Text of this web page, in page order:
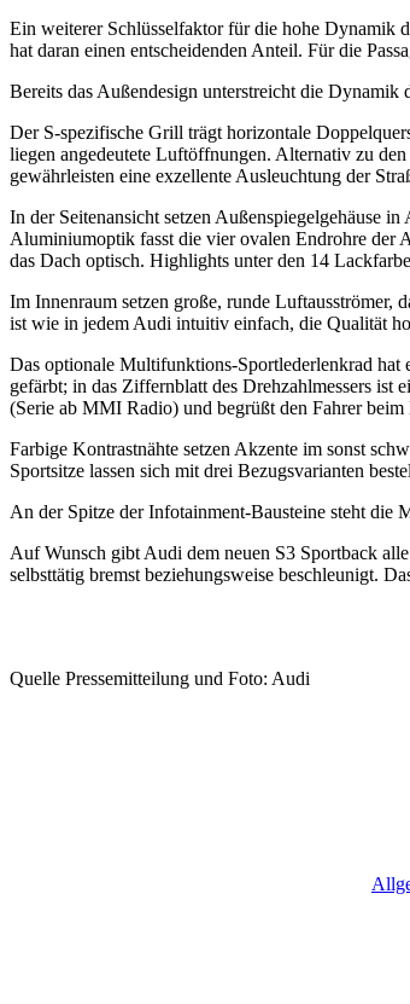
Ein weiterer Schlüsselfaktor für die hohe Dynamik
hat daran einen entscheidenden Anteil. Für die
Bereits das Außendesign unterstreicht die
Der S-spezifische Grill trägt horizontale
liegen angedeutete Luftöffnungen. Alternativ zu
gewährleisten eine exzellente Ausleuchtung der
In der Seitenansicht setzen Außenspiegelgehäuse
Aluminiumoptik fasst die vier ovalen Endrohre der
das Dach optisch. Highlights unter den 14
Im Innenraum setzen große, runde
ist wie in jedem Audi intuitiv einfach, die Qualität
Das optionale Multifunktions-Sportlederlenkrad hat
gefärbt; in das Ziffernblatt des Drehzahlmessers ist
(Serie ab MMI Radio) und begrüßt den Fahrer
Farbige Kontrastnähte setzen Akzente im sonst
Sportsitze lassen sich mit drei Bezugsvarianten
An der Spitze der Infotainment-Bausteine steht
Auf Wunsch gibt Audi dem neuen S3 Sportback
selbsttätig bremst beziehungsweise beschleunigt.
Quelle Pressemitteilung und Foto: Audi